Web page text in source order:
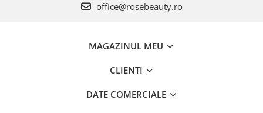
office@rosebeauty.ro
MAGAZINUL MEU
CLIENTI
DATE COMERCIALE